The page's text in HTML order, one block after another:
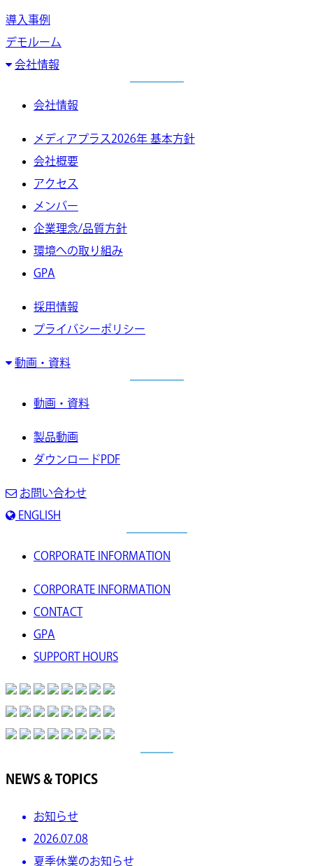
導入事例
デモルーム
会社情報
会社情報
メディアプラス2026年 基本方針
会社概要
アクセス
メンバー
企業理念/品質方針
環境への取り組み
GPA
採用情報
プライバシーポリシー
動画・資料
動画・資料
製品動画
ダウンロードPDF
お問い合わせ
ENGLISH
CORPORATE INFORMATION
CORPORATE INFORMATION
CONTACT
GPA
SUPPORT HOURS
NEWS & TOPICS
お知らせ
2026.07.08
夏季休業のお知らせ